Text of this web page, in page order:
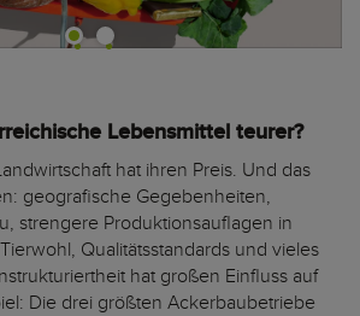
Lebensmittel teurer?
hat ihren Preis. Und das
geografische Gegebenheiten,
strengere Produktionsauflagen in
Qualitätsstandards und vieles
hat großen Einfluss auf
Die drei größten Ackerbaubetriebe